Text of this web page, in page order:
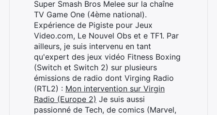
Super Smash Bros Melee sur la chaîne
TV Game One (4ème national).
Expérience de Pigiste pour Jeux
Video.com, Le Nouvel Obs et e TF1. Par
ailleurs, je suis intervenu en tant
qu'expert des jeux vidéo Fitness Boxing
(Switch et Switch 2) sur plusieurs
émissions de radio dont Virging Radio
(RTL2) : Mon intervention sur Virgin
Radio (Europe 2) Je suis aussi
passionné de Tech, de comics (Marvel,